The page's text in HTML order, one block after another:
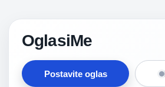
OglasiMe
Postavite oglas